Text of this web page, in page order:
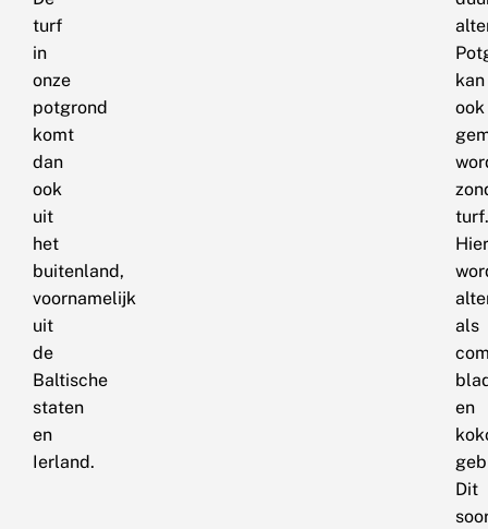
turf
in
onze
potgrond
komt
dan
ook
uit
het
buitenland,
voornamelijk
uit
de
Baltische
staten
en
Ierland.
kan
ook
turf.
als
en
Dit